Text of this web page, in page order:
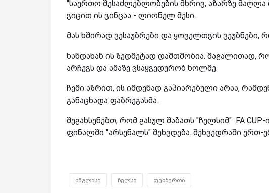
"საერთო შესაძლებლობების მხრივ, აზარზე
ვიცით ის ვინცაა - ლიონელ მესი.
მას ხშირად ვესაუბრები და ყოველთვის
ხანდახან ის ზედმეტად დამთმობია. მაგალითად,
არჩევს და ამაზე ვსაყვედურობ ხოლმე.
ჩემი აზრით, ის იმდენად გაპიარებული არაა,
განაცხადა ფაბრეგასმა.
შეგახსენებთ, რომ გასულ შაბათს "ჩელსიმ" FA
ფინალში "არსენალს" შეხვდება. შეხვედრაში
ინგლისი ჩელსი ფეხბურთი